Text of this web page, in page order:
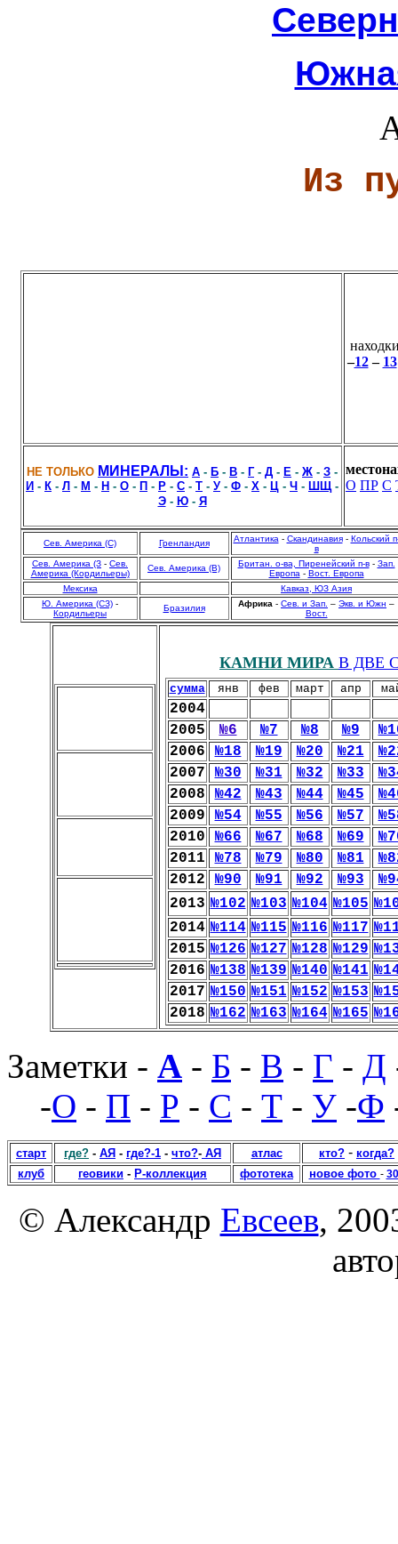
Из
–12– 13
НЕ ТОЛЬКО М ИНЕРАЛЫ: А - Б - В - Г- Д - Е - Ж - З -
И - К - Л - М - Н - О - П - Р - С - Т - У - Ф - Х - Ц - Ч - ШЩ-
Э- Ю- Я
О ПР С
Сев. Америка (С) Гренландия Атлантика - Скандинавия- Кольский
в
Сев. Америка (З - Сев.
Америка (Кордильеры)
Сев. Америка (В) Британ. о-ва, Пиренейский п-в- Зап.
Европа - Вост. Европа
Мексика
Кавказ, ЮЗ Азия
Ю. Америка (СЗ) -
Кордильеры
Бразилия Африка - Сев. и Зап. – Экв. и Южн –
Вост.
КАМНИ МИРА В ДВЕ
сумма янв фев март апр
2004
2005
№6 №7 №8 №9
2006
№18 №19 №20 №21
2007
№30 №31 №32 №33
2008
№42 №43 №44 №45
2009
№54 №55 №56 №57
2010
№66 №67 №68 №69
2011
№78 №79 №80 №81
2012
№90 №91 №92 №93
2013 №102 №103 №104 №105
2014 №114 №115 №116 №117
2015 №126 №127 №128 №129
2016 №138 №139 №140 №141
2017 №150 №151 №152 №153
2018 №162 №163 №164 №165
Заметки - А - Б - В - Г - Д
-О - П - Р - С - Т - У -Ф
старт где? - АЯ - где?-1 - что?- АЯ атлас кто? - когда?
клуб
геовики - Р-коллекция фототека новое фото -
© Александр Евсеев,